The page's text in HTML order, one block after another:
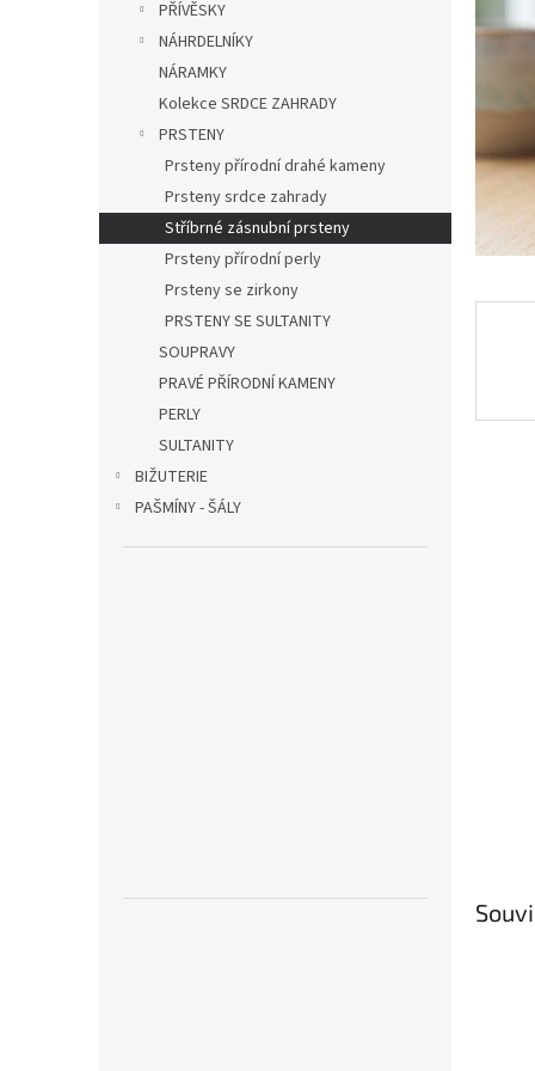
PŘÍVĚSKY
NÁHRDELNÍKY
NÁRAMKY
Kolekce SRDCE ZAHRADY
PRSTENY
Prsteny přírodní drahé kameny
Prsteny srdce zahrady
Stříbrné zásnubní prsteny
Prsteny přírodní perly
Prsteny se zirkony
PRSTENY SE SULTANITY
SOUPRAVY
PRAVÉ PŘÍRODNÍ KAMENY
PERLY
SULTANITY
BIŽUTERIE
PAŠMÍNY - ŠÁLY